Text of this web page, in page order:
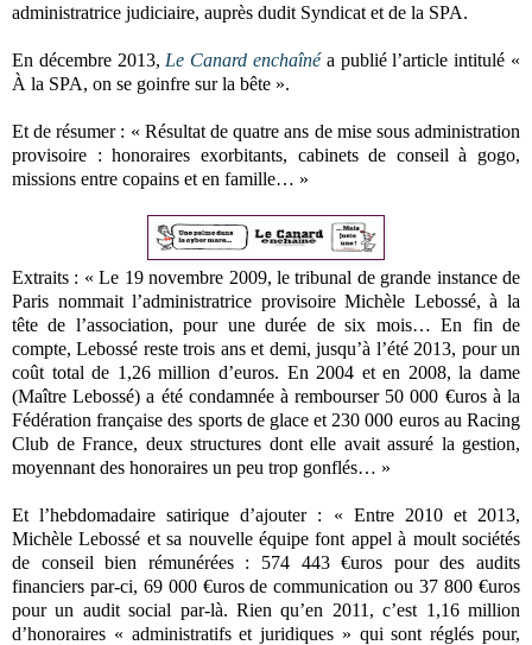
administratrice judiciaire, auprès dudit Syndicat et de la SPA.
En décembre 2013, Le Canard enchaînéa publié l’article intitulé «
À la SPA, on se goinfre sur la bête ».
Et de résumer : « Résultat de quatre ans de mise sous administration
provisoire : honoraires exorbitants, cabinets de conseil à gogo,
missions entre copains et en famille… »
Extraits : « Le 19 novembre 2009, le tribunal de grande instance de
Paris nommait l’administratrice provisoire Michèle Lebossé, à la
tête de l’association, pour une durée de six mois… En fin de
compte, Lebossé reste trois ans et demi, jusqu’à l’été 2013, pour un
coût total de 1,26 million d’euros. En 2004 et en 2008, la dame
(Maître Lebossé) a été condamnée à rembourser 50 000 €uros à la
Fédération française des sports de glace et 230 000 euros au Racing
Club de France, deux structures dont elle avait assuré la gestion,
moyennant des honoraires un peu trop gonflés… »
Et l’hebdomadaire satirique d’ajouter : « Entre 2010 et 2013,
Michèle Lebossé et sa nouvelle équipe font appel à moult sociétés
de conseil bien rémunérées : 574 443 €uros pour des audits
financiers par-ci, 69 000 €uros de communication ou 37 800 €uros
pour un audit social par-là. Rien qu’en 2011, c’est 1,16 million
d’honoraires « administratifs et juridiques » qui sont réglés pour,